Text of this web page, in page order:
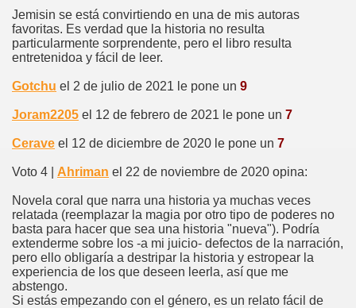
Jemisin se está convirtiendo en una de mis autoras
favoritas. Es verdad que la historia no resulta
particularmente sorprendente, pero el libro resulta
entretenidoa y fácil de leer.
Gotchu el 2 de julio de 2021 le pone un 9
Joram2205 el 12 de febrero de 2021 le pone un 7
Cerave el 12 de diciembre de 2020 le pone un 7
Voto 4 | Ahriman el 22 de noviembre de 2020 opina:
Novela coral que narra una historia ya muchas veces
relatada (reemplazar la magia por otro tipo de poderes no
basta para hacer que sea una historia "nueva"). Podría
extenderme sobre los -a mi juicio- defectos de la narración,
pero ello obligaría a destripar la historia y estropear la
experiencia de los que deseen leerla, así que me
abstengo.
Si estás empezando con el género, es un relato fácil de